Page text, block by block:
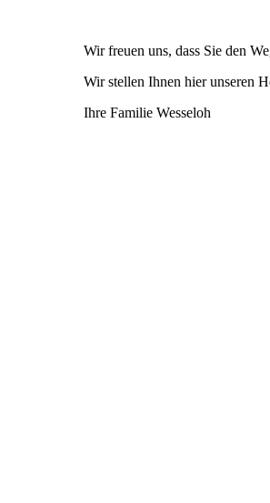
Wir freuen uns, dass Sie den
Wir stellen Ihnen hier unseren
Ihre Familie Wesseloh